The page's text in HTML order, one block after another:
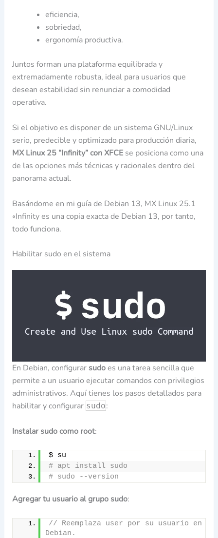
eficiencia,
sobriedad,
ergonomía productiva.
Juntos forman una plataforma equilibrada y
extremadamente robusta, ideal para usuarios que
desean estabilidad sin renunciar a comodidad
operativa.
Si el objetivo es disponer de un sistema GNU/Linux
serio, predecible y optimizado para producción diaria,
MX Linux 25 “Infinity” con XFCEse posiciona como una
de las opciones más técnicas y racionales dentro del
panorama actual.
Basándome en mi guía de Debian 13, MX Linux 25.1
«Infinity es una copia exacta de Debian 13, por tanto,
todo funciona.
Habilitar sudo en el sistema
En Debian, configurar sudoes una tarea sencilla que
permite a un usuario ejecutar comandos con privilegios
administrativos. Aquí tienes los pasos detallados para
habilitar y configurar sudo:
Instalar sudocomo root:
$ su
# apt install sudo
# sudo --version
Agregar tu usuario al grupo sudo:
// Reemplaza user por su usuario en
Debian.